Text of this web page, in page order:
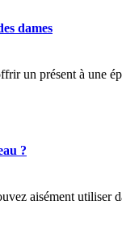
dames
un présent à une
?
aisément